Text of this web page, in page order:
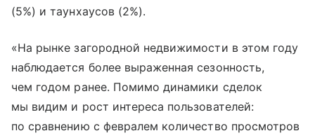
(5%) и таунхаусов (2%).
«На рынке загородной недвижимости в этом году
наблюдается более выраженная сезонность,
чем годом ранее. Помимо динамики сделок
мы видим и рост интереса пользователей:
по сравнению с февралем количество просмотров